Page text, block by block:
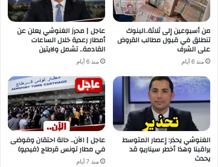
من أسبوعين إلى ثلاثة..البنوك
تنطلق في قبول مطالب القروض
على الشرف
منذ 6 أيام
عاجل | محرز الغنوشي يعلن عن
أمطار رعدية خلال الساعات
القادمة.. تشمل ولايتين
منذ 6 أيام
الغنوشي يحذر: إعصار المتوسط
يراقبنا وهذا أخطر سيناريو قد
يحدث
عاجل | الآن.. حالة احتقان وفوضى
في مطار تونس قرطاج (فيديو)
منذ 7 أيام